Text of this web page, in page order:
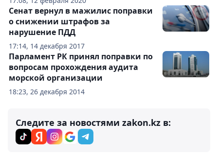
17:14, 14 декабря 2017
Сенат вернул в мажилис поправки
о снижении штрафов за
нарушение ПДД
18:23, 26 декабря 2014
Парламент РК принял поправки по
вопросам прохождения аудита
морской организации
Следите за новостями zakon.kz в: